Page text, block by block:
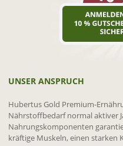
UNSER ANSPRUCH
Hubertus Gold Premium-
Nährstoffbedarf normal aktiver
Nahrungskomponenten
kräftige Muskeln, einen starken